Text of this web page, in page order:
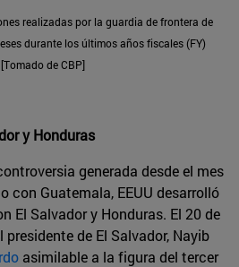
realizadas por la guardia de frontera de
durante los últimos años fiscales (FY)
[Tomado de CBP]
y Honduras
generada desde el mes
con Guatemala, EEUU desarrolló
El Salvador y Honduras. El 20 de
presidente de El Salvador, Nayib
asimilable a la figura del tercer